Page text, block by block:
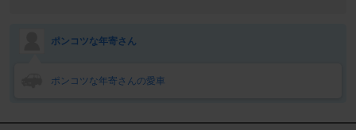
ポンコツな年寄さん
ポンコツな年寄さんの愛車